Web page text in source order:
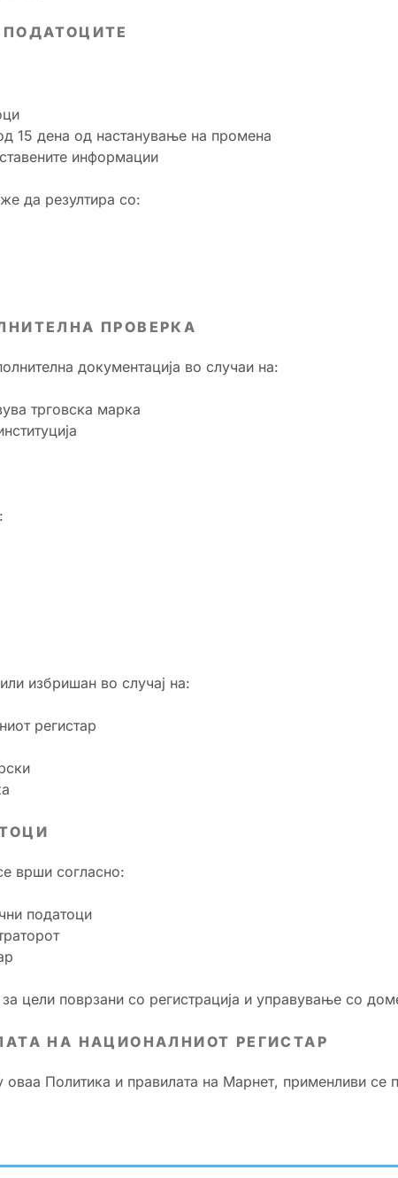
15 дена од настанување на промена
информации
да резултира со:
ПРОВЕРКА
документација во случаи на:
трговска марка
избришан во случај на:
регистар
врши согласно:
податоци
цели поврзани со регистрација и управување со
НА НАЦИОНАЛНИОТ РЕГИСТАР
Политика и правилата на Марнет, применливи се